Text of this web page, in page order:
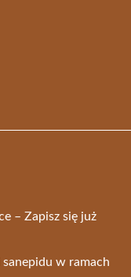
– Zapisz się już
w ramach